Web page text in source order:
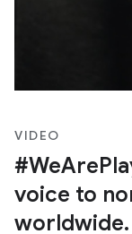
VIDEO
voice to
worldwide.